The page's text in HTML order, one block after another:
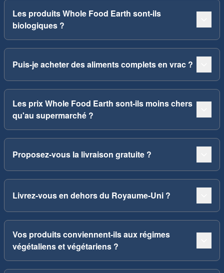
Les produits Whole Food Earth sont-ils
biologiques ?
Puis-je acheter des aliments complets en vrac ?
Les prix Whole Food Earth sont-ils moins chers
qu'au supermarché ?
Proposez-vous la livraison gratuite ?
Livrez-vous en dehors du Royaume-Uni ?
Vos produits conviennent-ils aux régimes
végétaliens et végétariens ?